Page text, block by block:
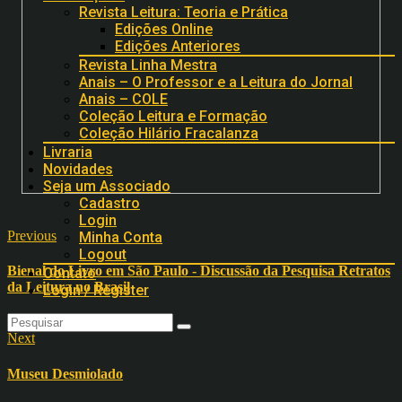
Revista Leitura: Teoria e Prática
Edições Online
Edições Anteriores
Revista Linha Mestra
Anais – O Professor e a Leitura do Jornal
Anais – COLE
Coleção Leitura e Formação
Coleção Hilário Fracalanza
Livraria
Novidades
Seja um Associado
Cadastro
Login
Minha Conta
Logout
Contato
Login / Register
Previous
Bienal do Livro em São Paulo - Discussão da Pesquisa Retratos
da Leitura no Brasil
Next
Museu Desmiolado